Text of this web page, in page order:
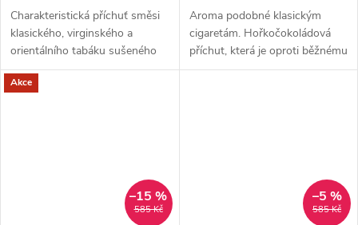
Charakteristická příchuť směsi
klasického, virginského a
orientálního tabáku sušeného
žárem slunce.
Aroma podobné klasickým
cigaretám. Hořkočokoládová
příchut, která je oproti běžnému
tabáku jemnější a nasládlejší. Z
Akce
585 Kč
–15 %
585 Kč
–5 %